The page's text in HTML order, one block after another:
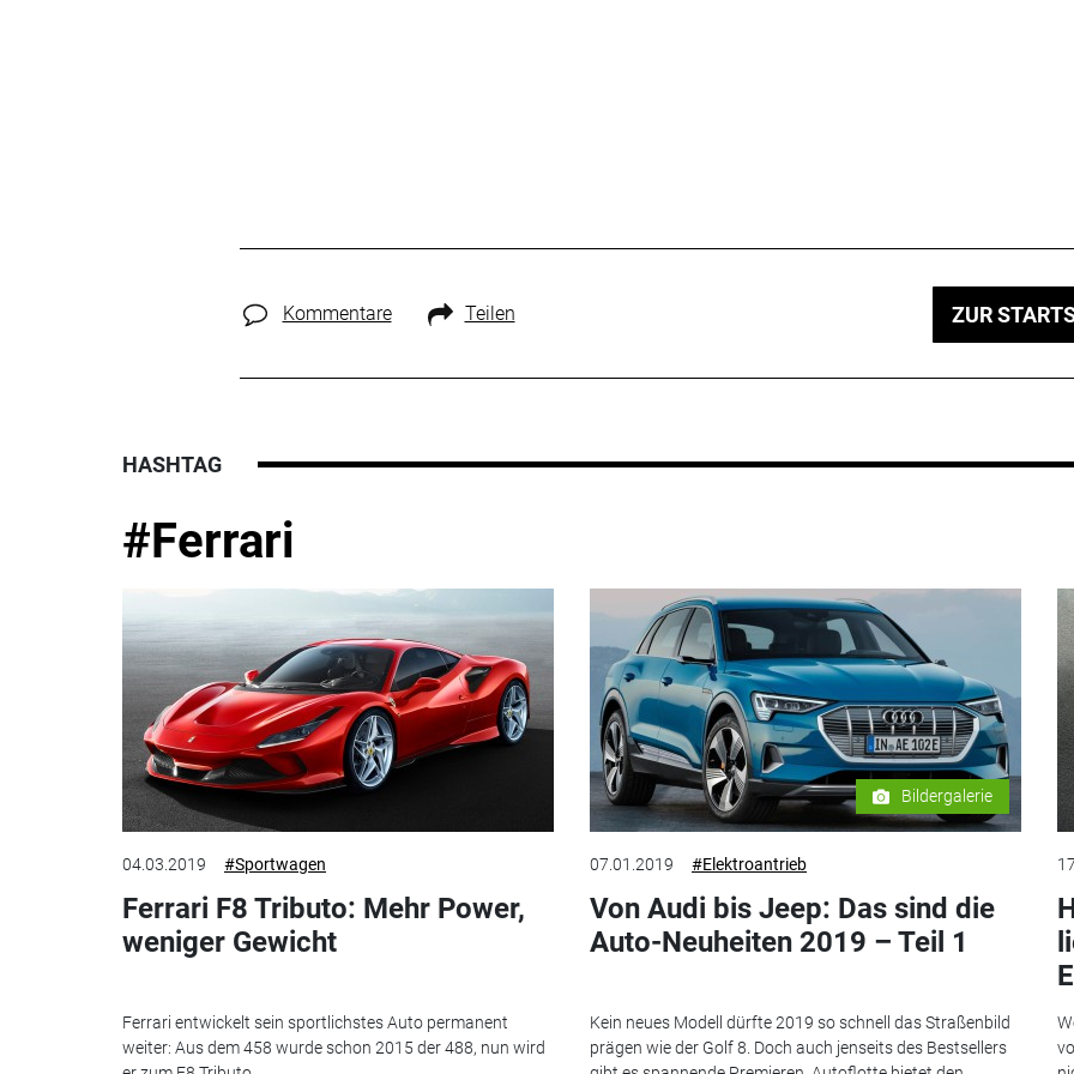
Kommentare Teilen ZUR
HASHTAG
#Ferrari
04.03.2019 #Sportwagen
Ferrari F8 Tributo: Mehr Power,
weniger Gewicht
Ferrari entwickelt sein sportlichstes Auto permanent
weiter: Aus dem 458 wurde schon 2015 der 488, nun wird
Bildergalerie
07.01.2019 #Elektroantrieb
Von Audi bis Jeep: Das sind die
Auto-Neuheiten 2019 – Teil 1
Kein neues Modell dürfte 2019 so schnell das Straßenbild
prägen wie der Golf 8. Doch auch jenseits des Bestsellers